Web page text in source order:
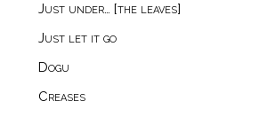
Creases
Dogu
Just let it go
Just under… [the leaves]